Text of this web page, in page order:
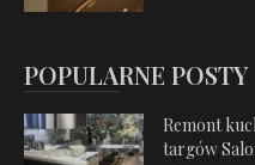
POPULARNE POSTY
Remont
targów